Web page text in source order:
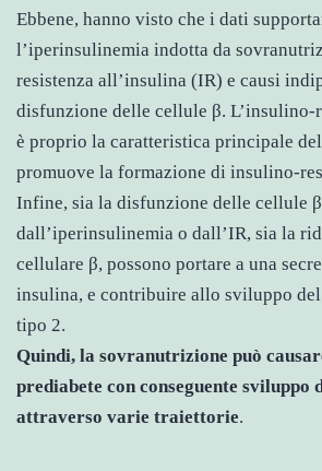
Ebbene, hanno visto che i dati
l’iperinsulinemia indotta da
resistenza all’insulina (IR) e causi
disfunzione delle cellule β. L’insulino-
è proprio la caratteristica principale
promuove la formazione di insulino-
Infine, sia la disfunzione delle cellule
dall’iperinsulinemia o dall’IR, sia la
cellulare β, possono portare a una
insulina, e contribuire allo sviluppo
tipo 2.
Quindi, la sovranutrizione può
prediabete con conseguente sviluppo
attraverso varie traiettorie.